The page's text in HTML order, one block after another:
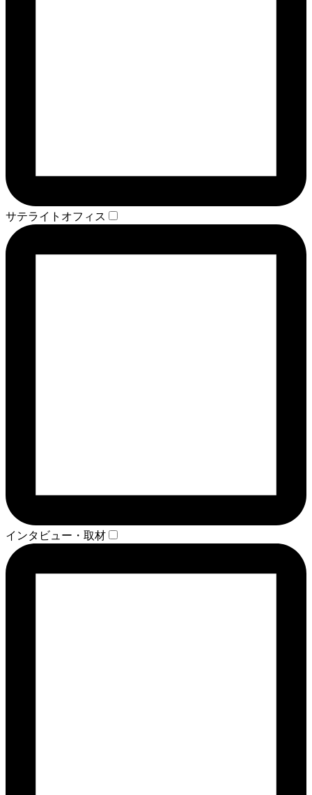
サテライトオフィス
インタビュー・取材